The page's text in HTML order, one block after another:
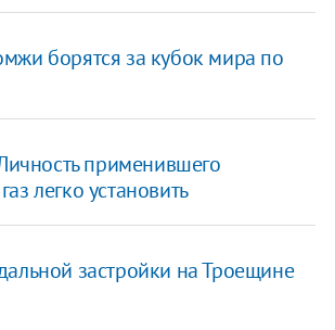
борятся за кубок мира по
применившего
легко установить
застройки на Троещине